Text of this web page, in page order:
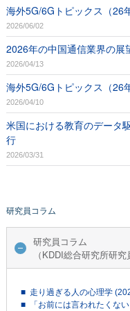
海外5G/6Gトピックス（26
2026/06/02
2026年の中国通信業界の展
2026/04/13
海外5G/6Gトピックス（26
2026/04/10
米国における教育のデータ
行
2026/03/31
研究員コラム
研究員コラム
（KDDI総合研究所研究
■ 走り過ぎる人の心理学
■ 「お前には言われたくな